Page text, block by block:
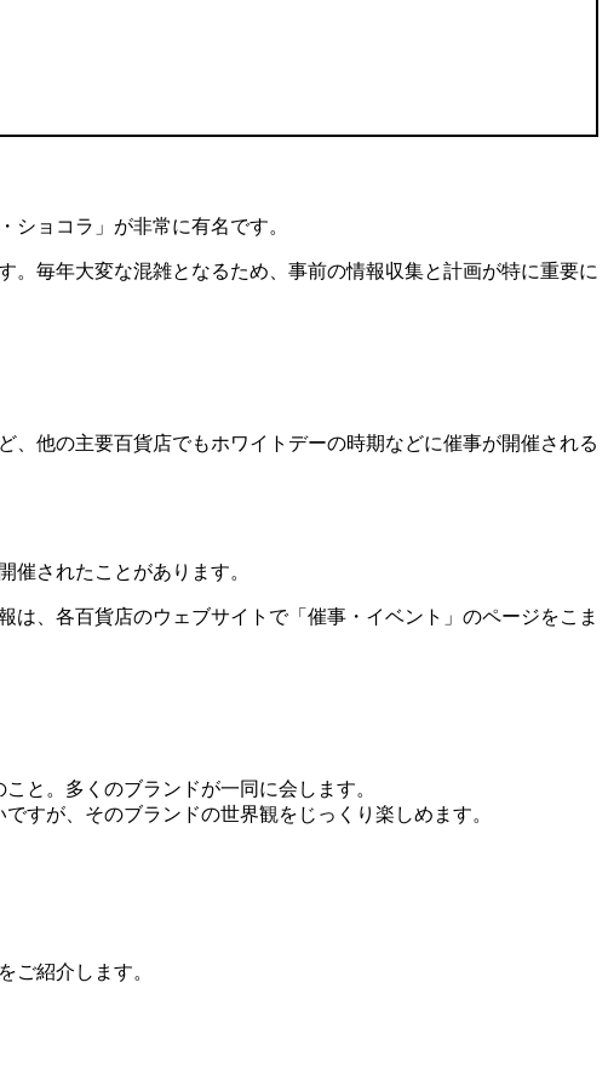
ショコラ」 が非常に有名です。
。毎年大変な混雑となるため、事前の情報収集と計画が特に重要に
、他の主要百貨店でもホワイトデーの時期などに催事が開催される
催されたことがあります。
は、各百貨店のウェブサイトで「催事・イベント」のページをこま
と。多くのブランドが一同に会します。
すが、そのブランドの世界観をじっくり楽しめます。
ご紹介します。